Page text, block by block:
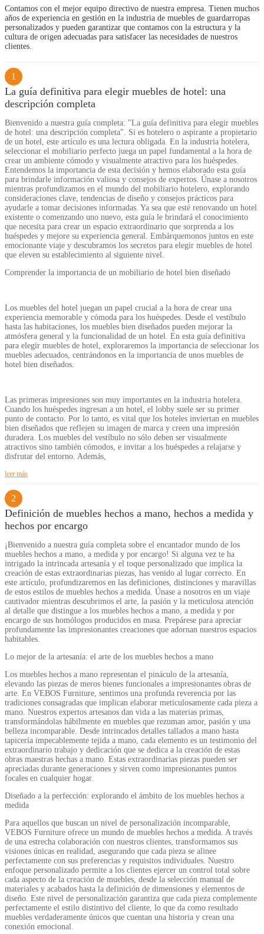
Contamos con el mejor equipo directivo de nuestra empresa. Tienen muchos
años de experiencia en gestión en la industria de muebles de guardarropas
personalizados y pueden garantizar que contamos con la estructura y la
cultura de origen adecuadas para satisfacer las necesidades de nuestros
clientes.
1
La guía definitiva para elegir muebles de hotel: una
descripción completa
Bienvenido a nuestra guía completa: "La guía definitiva para elegir muebles
de hotel: una descripción completa". Si es hotelero o aspirante a propietario
de un hotel, este artículo es una lectura obligada. En la industria hotelera,
seleccionar el mobiliario perfecto juega un papel fundamental a la hora de
crear un ambiente cómodo y visualmente atractivo para los huéspedes.
Entendemos la importancia de esta decisión y hemos elaborado esta guía
para brindarle información valiosa y consejos de expertos. Únase a nosotros
mientras profundizamos en el mundo del mobiliario hotelero, explorando
consideraciones clave, tendencias de diseño y consejos prácticos para
ayudarle a tomar decisiones informadas. Ya sea que esté renovando un hotel
existente o comenzando uno nuevo, esta guía le brindará el conocimiento
que necesita para crear un espacio extraordinario que sorprenda a los
huéspedes y mejore su experiencia general. Embárquemonos juntos en este
emocionante viaje y descubramos los secretos para elegir muebles de hotel
que eleven su establecimiento al siguiente nivel.
Comprender la importancia de un mobiliario de hotel bien diseñado
Los muebles del hotel juegan un papel crucial a la hora de crear una
experiencia memorable y cómoda para los huéspedes. Desde el vestíbulo
hasta las habitaciones, los muebles bien diseñados pueden mejorar la
atmósfera general y la funcionalidad de un hotel. En esta guía definitiva
para elegir muebles de hotel, exploraremos la importancia de seleccionar los
muebles adecuados, centrándonos en la importancia de unos muebles de
hotel bien diseñados.
Las primeras impresiones son muy importantes en la industria hotelera.
Cuando los huéspedes ingresan a un hotel, el lobby suele ser su primer
punto de contacto. Por lo tanto, es vital que los hoteles inviertan en muebles
bien diseñados que reflejen su imagen de marca y creen una impresión
duradera. Los muebles del vestíbulo no sólo deben ser visualmente
atractivos sino también cómodos, e invitar a los huéspedes a relajarse y
disfrutar del entorno. Además,
leer más
2
Definición de muebles hechos a mano, hechos a medida y
hechos por encargo
¡Bienvenido a nuestra guía completa sobre el encantador mundo de los
muebles hechos a mano, a medida y por encargo! Si alguna vez te ha
intrigado la intrincada artesanía y el toque personalizado que implica la
creación de estas extraordinarias piezas, has venido al lugar correcto. En
este artículo, profundizaremos en las definiciones, distinciones y maravillas
de estos estilos de muebles hechos a medida. Únase a nosotros en un viaje
cautivador mientras descubrimos el arte, la pasión y la meticulosa atención
al detalle que distingue a los muebles hechos a mano, a medida y por
encargo de sus homólogos producidos en masa. Prepárese para apreciar
profundamente las impresionantes creaciones que adornan nuestros espacios
habitables.
Lo mejor de la artesanía: el arte de los muebles hechos a mano
Los muebles hechos a mano representan el pináculo de la artesanía,
elevando las piezas de meros bienes funcionales a impresionantes obras de
arte. En VEBOS Furniture, sentimos una profunda reverencia por las
tradiciones consagradas que implican elaborar meticulosamente cada pieza a
mano. Nuestros expertos artesanos dan vida a las materias primas,
transformándolas hábilmente en muebles que rezuman amor, pasión y una
belleza incomparable. Desde intrincados detalles tallados a mano hasta
tapicería impecablemente tejida a mano, cada elemento es un testimonio del
extraordinario trabajo y dedicación que se dedica a la creación de estas
obras maestras hechas a mano. Estas extraordinarias piezas pueden ser
apreciadas durante generaciones y sirven como impresionantes puntos
focales en cualquier hogar.
Diseñado a la perfección: explorando el ámbito de los muebles hechos a
medida
Para aquellos que buscan un nivel de personalización incomparable,
VEBOS Furniture ofrece un mundo de muebles hechos a medida. A través
de una estrecha colaboración con nuestros clientes, transformamos sus
visiones únicas en realidad, asegurando que cada pieza se alinee
perfectamente con sus preferencias y requisitos individuales. Nuestro
enfoque personalizado permite a los clientes ejercer un control total sobre
cada aspecto de la creación de muebles, desde la selección manual de
materiales y acabados hasta la definición de dimensiones y elementos de
diseño. Este nivel de personalización garantiza que cada pieza complemente
perfectamente el estilo distintivo del cliente, lo que da como resultado
muebles verdaderamente únicos que cuentan una historia y crean una
conexión emocional.